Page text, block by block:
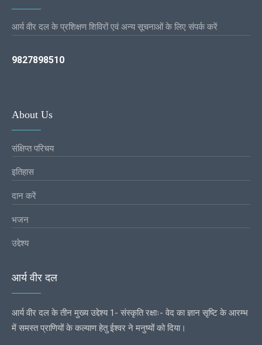
आर्य वीर दल के प्रशिक्षण शिविरों एवं अन्य सूचनाओं के लिए संपर्क करें
9827898510
About Us
संक्षिप्त परिचय
इतिहास
दान करें
भजन
उद्देश्य
आर्य वीर दल
आर्य वीर दल के तीन मुख्य उद्देश्य 1- संस्कृति रक्षाः- वेद का ज्ञान सृष्टि के आरम्भ
में समस्त प्राणियों के कल्याण हेतु ईश्वर ने मनुष्यों को दिया।